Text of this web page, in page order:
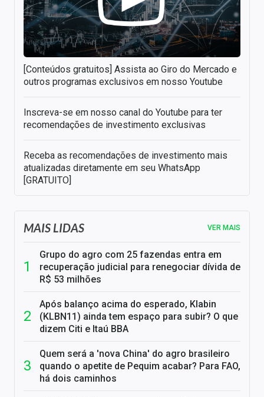
[Conteúdos gratuitos] Assista ao Giro do Mercado e
outros programas exclusivos em nosso Youtube
Inscreva-se em nosso canal do Youtube para ter
recomendações de investimento exclusivas
Receba as recomendações de investimento mais
atualizadas diretamente em seu WhatsApp
[GRATUITO]
MAIS LIDAS VER MAIS
Grupo do agro com 25 fazendas entra em
recuperação judicial para renegociar dívida de
R$ 53 milhões
Após balanço acima do esperado, Klabin
(KLBN11) ainda tem espaço para subir? O que
dizem Citi e Itaú BBA
Quem será a 'nova China' do agro brasileiro
quando o apetite de Pequim acabar? Para FAO,
há dois caminhos